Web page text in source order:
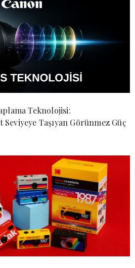
Teknolojisi:
Taşıyan Görünmez Güç